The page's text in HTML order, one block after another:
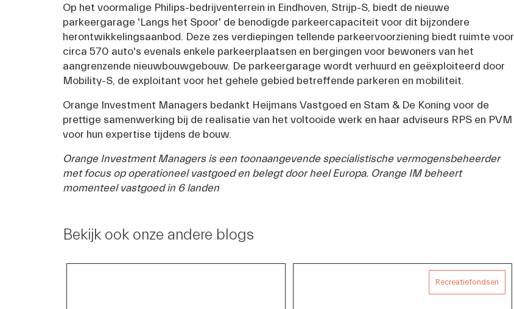
Op het voormalige Philips-bedrijventerrein in Eindhoven, Strijp-S, biedt de nieuwe
parkeergarage 'Langs het Spoor' de benodigde parkeercapaciteit voor dit bijzondere
herontwikkelingsaanbod. Deze zes verdiepingen tellende parkeervoorziening biedt ruimte voor
circa 570 auto's evenals enkele parkeerplaatsen en bergingen voor bewoners van het
aangrenzende nieuwbouwgebouw. De parkeergarage wordt verhuurd en geëxploiteerd door
Mobility-S, de exploitant voor het gehele gebied betreffende parkeren en mobiliteit.
Orange Investment Managers bedankt Heijmans Vastgoed en Stam & De Koning voor de
prettige samenwerking bij de realisatie van het voltooide werk en haar adviseurs RPS en PVM
voor hun expertise tijdens de bouw.
Orange Investment Managers is een toonaangevende specialistische vermogensbeheerder
met focus op operationeel vastgoed en belegt door heel Europa. Orange IM beheert
momenteel vastgoed in 6 landen
Bekijk ook onze andere blogs
Recreatiefondsen